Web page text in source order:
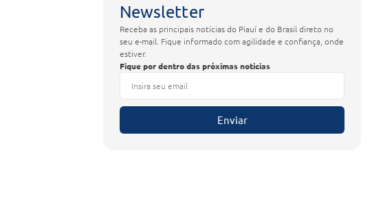
Newsletter
Receba as principais notícias do Piauí e do Brasil direto no
seu e-mail. Fique informado com agilidade e confiança, onde
estiver.
Fique por dentro das próximas noticias
Enviar